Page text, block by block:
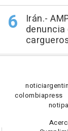
Irán.-
notici
colombiapress
noti